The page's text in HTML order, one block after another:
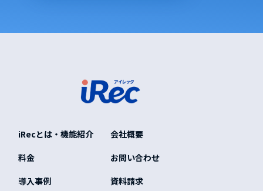
iRecとは・機能紹介
料金
導入事例
会社概要
お問い合わせ
資料請求